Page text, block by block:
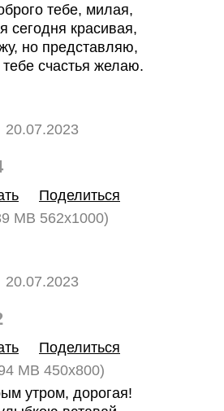
тебе, милая,
сегодня красивая,
но представляю,
счастья желаю.
20.07.2023
Поделиться
MB 562x1000)
20.07.2023
Поделиться
MB 450x800)
утром, дорогая!